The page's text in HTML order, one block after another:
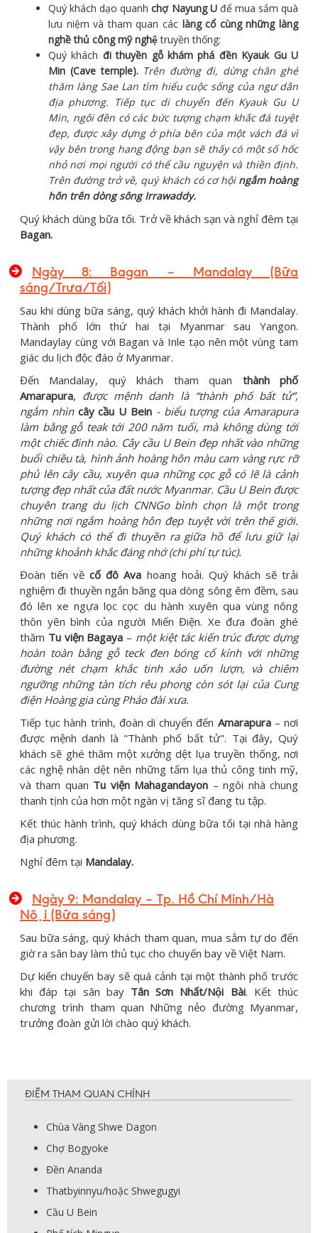
Quý khách dạo quanhchợ Nayung Uđể mua sắm quà
lưu niệm và tham quan các làng cổ cùng những làng
nghề thủ công mỹ nghệtruyền thống:
Quý khách đi thuyền gỗ khám phá đền Kyauk Gu U
Min (Cave temple). Trên đường đi, dừng chân ghé
thăm làng Sae Lan tìm hiểu cuộc sống của ngư dân
địa phương. Tiếp tục di chuyển đến Kyauk Gu U
Min, ngôi đền có các bức tượng chạm khắc đá tuyệt
đẹp, được xây dựng ở phía bên của một vách đá vì
vậy bên trong hang động bạn sẽ thấy có một số hốc
nhỏ nơi mọi người có thể cầu nguyện và thiền định.
Trên đường trở về, quý khách có cơ hội ngắm hoàng
hôn trên dòng sông Irrawaddy.
Quý khách dùng bữa tối. Trở về khách sạn và nghỉ đêm tại
Bagan.
Ngày 8: Bagan – Mandalay (Bữa
sáng/Trưa/Tối)
Sau khi dùng bữa sáng, quý khách khởi hành đi Mandalay.
Thành phố lớn thứ hai tại Myanmar sau Yangon.
Mandaylay cùng với Bagan và Inle tạo nên một vùng tam
giác du lịch độc đáo ở Myanmar.
Đến Mandalay, quý khách tham quan thành phố
Amarapura, được mệnh danh là “thành phố bất tử”,
ngắm nhìn cây cầu U Bein - biểu tượng của Amarapura
làm bằng gỗ teak tới 200 năm tuổi, mà không dùng tới
một chiếc đinh nào. Cây cầu U Bein đẹp nhất vào những
buổi chiều tà, hình ảnh hoàng hôn màu cam vàng rực rỡ
phủ lên cây cầu, xuyên qua những cọc gỗ có lẽ là cảnh
tượng đẹp nhất của đất nước Myanmar. Cầu U Bein được
chuyên trang du lịch CNNGo bình chọn là một trong
những nơi ngắm hoàng hôn đẹp tuyệt vời trên thế giới.
Quý khách có thể đi thuyền ra giữa hồ để lưu giữ lại
những khoảnh khắc đáng nhớ (chi phí tự túc).
Đoàn tiến vềcố đô Ava hoang hoải. Quý khách sẽ trải
nghiệm đi thuyền ngắn băng qua dòng sông êm đềm, sau
đó lên xe ngựa lọc cọc du hành xuyên qua vùng nông
thôn yên bình của người Miến Điện. Xe đưa đoàn ghé
thăm Tu viện Bagaya – một kiệt tác kiến trúc được dựng
hoàn toàn bằng gỗ teck đen bóng cổ kính với những
đường nét chạm khắc tinh xảo uốn lượn, và chiêm
ngưỡng những tàn tích rêu phong còn sót lại của Cung
điện Hoàng gia cùng Pháo đài xưa.
Tiếp tục hành trình, đoàn di chuyển đến Amarapura– nơi
được mệnh danh là "Thành phố bất tử". Tại đây, Quý
khách sẽ ghé thăm một xưởng dệt lụa truyền thống, nơi
các nghệ nhân dệt nên những tấm lụa thủ công tinh mỹ,
và tham quan Tu viện Mahagandayon – ngôi nhà chung
thanh tịnh của hơn một ngàn vị tăng sĩ đang tu tập.
Kết thúc hành trình, quý khách dùng bữa tối tại nhà hàng
địa phương.
Nghỉ đêm tại Mandalay.
Ngày 9: Mandalay – Tp. Hồ Chí Minh/Hà
Nội (Bữa sáng)
Sau bữa sáng, quý khách tham quan, mua sắm tự do đến
giờ ra sân bay làm thủ tục cho chuyến bay về Việt Nam.
Dự kiến chuyến bay sẽ quá cảnh tại một thành phố trước
khi đáp tại sân bay Tân Sơn Nhất/Nội Bài. Kết thúc
chương trình tham quan Những nẻo đường Myanmar,
trưởng đoàn gửi lời chào quý khách.
ĐIỂM THAM QUAN CHÍNH
Chùa Vàng Shwe Dagon
Chợ Bogyoke
Đền Ananda
Thatbyinnyu/hoặc Shwegugyi
Cầu U Bein